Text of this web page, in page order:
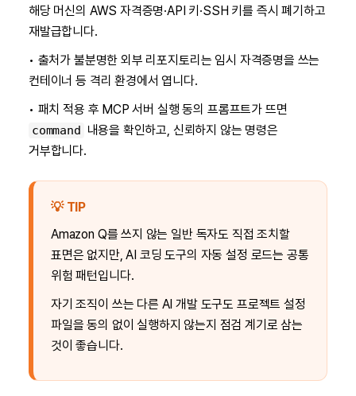
해당 머신의 AWS 자격증명·API 키·SSH 키를 즉시 폐기하고
재발급합니다.
• 출처가 불분명한 외부 리포지토리는 임시 자격증명을 쓰는
컨테이너 등 격리 환경에서 엽니다.
• 패치 적용 후 MCP 서버 실행 동의 프롬프트가 뜨면
command 내용을 확인하고, 신뢰하지 않는 명령은
거부합니다.
💡 TIP
Amazon Q를 쓰지 않는 일반 독자도 직접 조치할
표면은 없지만, AI 코딩 도구의 자동 설정 로드는 공통
위험 패턴입니다.
자기 조직이 쓰는 다른 AI 개발 도구도 프로젝트 설정
파일을 동의 없이 실행하지 않는지 점검 계기로 삼는
것이 좋습니다.